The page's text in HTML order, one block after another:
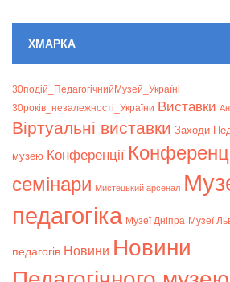
ХМАРКА
30подій_ПедагогічнийМузей_Україні
30років_незалежності_України Bиставки
Віртуальні виставки Заходи
музею Конференції
семінари Мистецький арсенал
педагогіка Музеї Дніпра Музеї
педагогів Новини Новини